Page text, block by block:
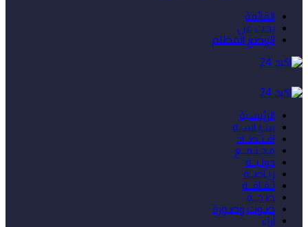
القائمة
بحث عن
الوضع المظلم
الرئيسية
سـيـاســة
اقـتـصــاد
مـجـتـمــع
دولـيــة
ريـاضــة
ثـقـافــة
صـحــة
صـوت وصـورة
آراء